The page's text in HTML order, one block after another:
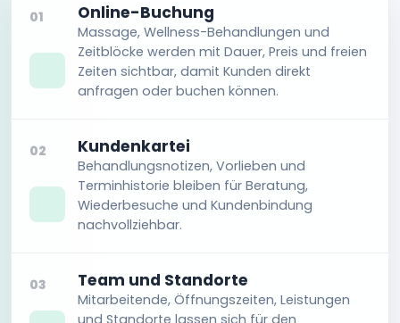
01 Online-Buchung
Massage, Wellness-Behandlungen und
Zeitblöcke werden mit Dauer, Preis und freien
Zeiten sichtbar, damit Kunden direkt
anfragen oder buchen können.
02 Kundenkartei
Behandlungsnotizen, Vorlieben und
Terminhistorie bleiben für Beratung,
Wiederbesuche und Kundenbindung
nachvollziehbar.
03 Team und Standorte
Mitarbeitende, Öffnungszeiten, Leistungen
und Standorte lassen sich für den